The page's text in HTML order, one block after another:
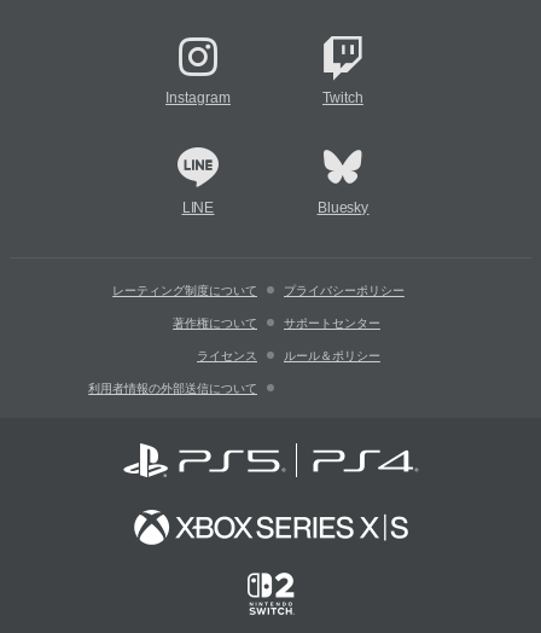
Instagram Twitch
LINE Bluesky
レーティング制度について プライバシーポリシー
著作権について サポートセンター
ライセンス ルール＆ポリシー
利用者情報の外部送信について